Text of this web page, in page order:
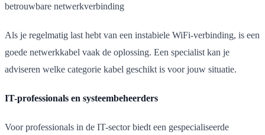
betrouwbare netwerkverbinding
Als je regelmatig last hebt van een instabiele WiFi-verbinding, is een
goede netwerkkabel vaak de oplossing. Een specialist kan je
adviseren welke categorie kabel geschikt is voor jouw situatie.
IT-professionals en systeembeheerders
Voor professionals in de IT-sector biedt een gespecialiseerde